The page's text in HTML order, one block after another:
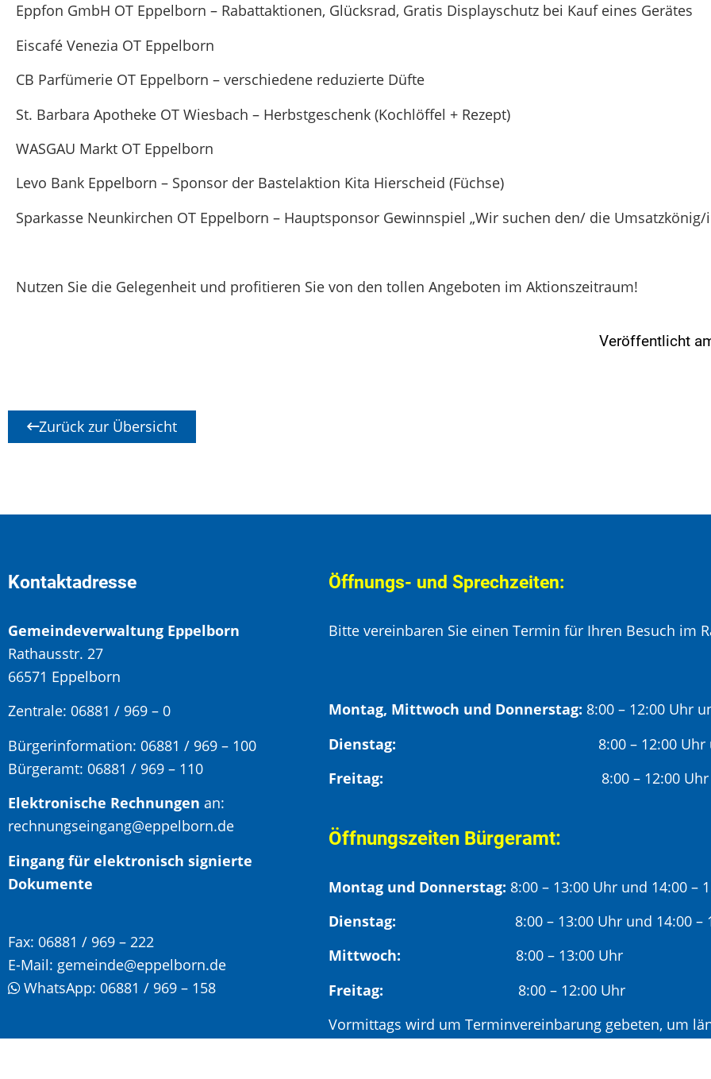
Eppfon GmbH OT Eppelborn – Rabattaktionen, Glücksrad, Gratis Displayschutz bei Kauf eines Gerätes
Eiscafé Venezia OT Eppelborn
CB Parfümerie OT Eppelborn – verschiedene reduzierte Düfte
St. Barbara Apotheke OT Wiesbach – Herbstgeschenk (Kochlöffel + Rezept)
WASGAU Markt OT Eppelborn
Levo Bank Eppelborn – Sponsor der Bastelaktion Kita Hierscheid (Füchse)
Sparkasse Neunkirchen OT Eppelborn – Hauptsponsor Gewinnspiel „Wir suchen den/ die Umsatzkönig/
Nutzen Sie die Gelegenheit und profitieren Sie von den tollen Angeboten im Aktionszeitraum!
Veröffentlicht
Zurück zur Übersicht
Kontaktadresse
Gemeindeverwaltung Eppelborn
Rathausstr. 27
66571 Eppelborn
Zentrale: 06881 / 969 – 0
Bürgerinformation: 06881 / 969 – 100
Bürgeramt: 06881 / 969 – 110
Elektronische Rechnungen an:
rechnungseingang@eppelborn.de
Eingang für elektronisch signierte
Dokumente
Fax: 06881 / 969 – 222
E-Mail: gemeinde@eppelborn.de
WhatsApp: 06881 / 969 – 158
Öffnungs- und Sprechzeiten:
Bitte vereinbaren Sie einen Termin für Ihren Besuch im
Montag, Mittwoch und Donnerstag: 8:00 – 12:00 Uhr
Dienstag: 8:00 – 12:00
Freitag:
8:00 – 12:00 Uhr
Öffnungszeiten Bürgeramt:
Montag und Donnerstag: 8:00 – 13:00 Uhr und 14:00 –
Dienstag: 8:00 – 13:00 Uhr und 14:00 –
Mittwoch: 8:00 – 13:00 Uhr
Freitag:
8:00 – 12:00 Uhr
Vormittags wird um Terminvereinbarung gebeten, um